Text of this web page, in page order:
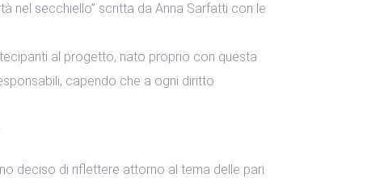
nel secchiello” scritta da Anna Sarfatti con le
al progetto, nato proprio con questa
capendo che a ogni diritto
deciso di riflettere attorno al tema delle pari